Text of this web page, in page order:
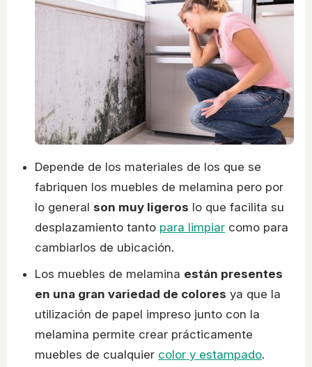
Depende de los materiales de los que se
fabriquen los muebles de melamina pero por
lo general son muy ligeros lo que facilita su
desplazamiento tanto para limpiar como para
cambiarlos de ubicación.
Los muebles de melamina están presentes
en una gran variedad de colores ya que la
utilización de papel impreso junto con la
melamina permite crear prácticamente
muebles de cualquier color y estampado.